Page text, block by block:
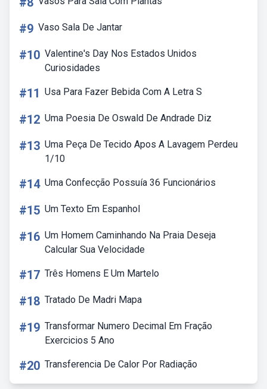
#9 Vaso Sala De Jantar
#10 Valentine's Day Nos Estados Unidos
Curiosidades
#11 Usa Para Fazer Bebida Com A Letra S
#12 Uma Poesia De Oswald De Andrade Diz
#13 Uma Peça De Tecido Apos A Lavagem Perdeu
1/10
#14 Uma Confecção Possuía 36 Funcionários
#15 Um Texto Em Espanhol
#16 Um Homem Caminhando Na Praia Deseja
Calcular Sua Velocidade
#17 Três Homens E Um Martelo
#18 Tratado De Madri Mapa
#19 Transformar Numero Decimal Em Fração
Exercicios 5 Ano
#20 Transferencia De Calor Por Radiação